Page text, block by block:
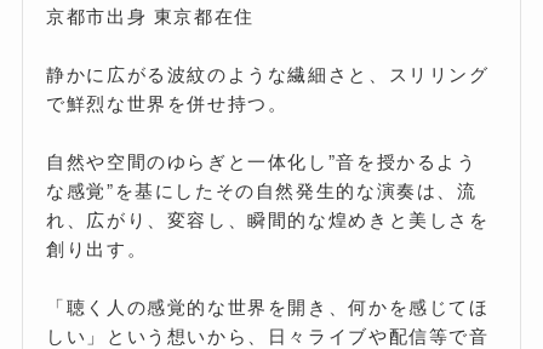
京都市出身 東京都在住
静かに広がる波紋のような繊細さと、スリリング
で鮮烈な世界を併せ持つ。
自然や空間のゆらぎと一体化し”音を授かるよう
な感覚”を基にしたその自然発生的な演奏は、流
れ、広がり、変容し、瞬間的な煌めきと美しさを
創り出す。
「聴く人の感覚的な世界を開き、何かを感じてほ
しい」という想いから、日々ライブや配信等で音